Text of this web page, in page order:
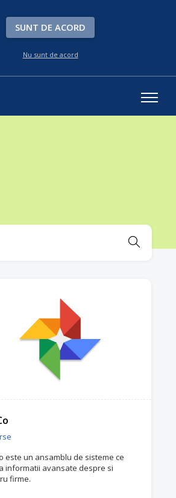
SUNT DE ACORD
Nu sunt de acord
este un ansamblu de sisteme ce
informatii avansate despre si
firme.